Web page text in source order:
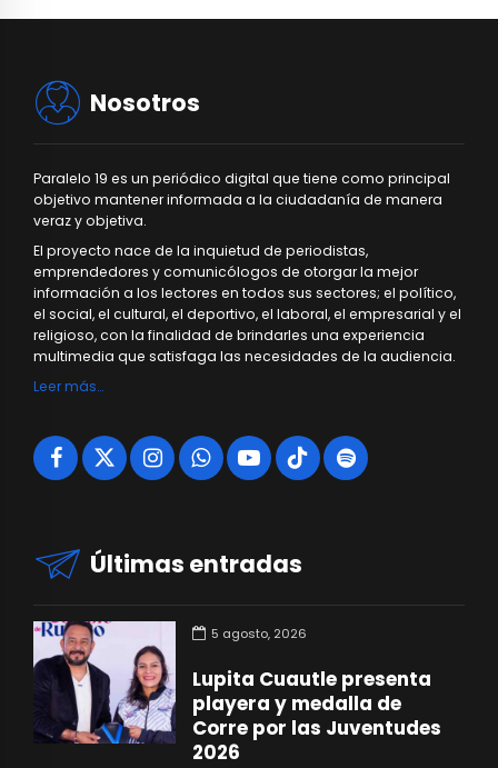
Nosotros
Paralelo 19 es un periódico digital que tiene como principal
objetivo mantener informada a la ciudadanía de manera
veraz y objetiva.
El proyecto nace de la inquietud de periodistas,
emprendedores y comunicólogos de otorgar la mejor
información a los lectores en todos sus sectores; el político,
el social, el cultural, el deportivo, el laboral, el empresarial y el
religioso, con la finalidad de brindarles una experiencia
multimedia que satisfaga las necesidades de la audiencia.
Leer más…
Últimas entradas
5 agosto, 2026
Lupita Cuautle presenta
playera y medalla de
Corre por las Juventudes
2026